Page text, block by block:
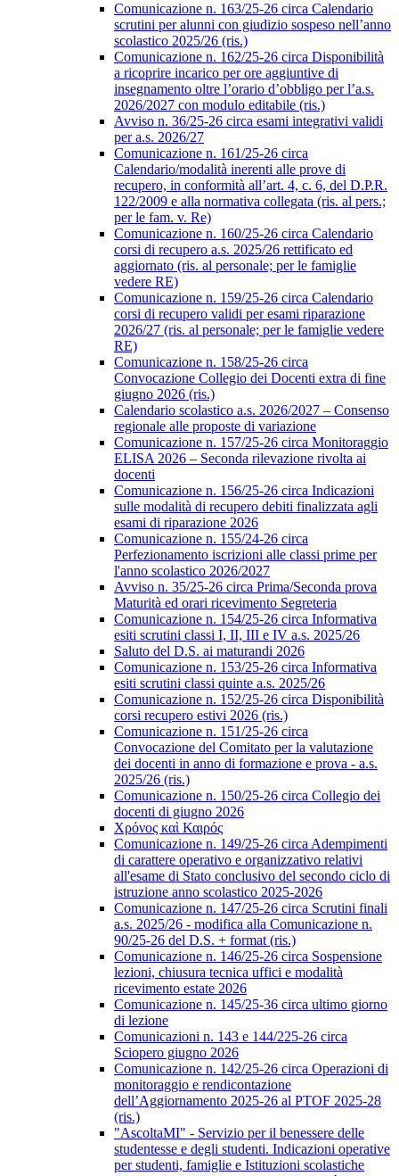
Comunicazione n. 163/25-26 circa Calendario
scrutini per alunni con giudizio sospeso nell’anno
scolastico 2025/26 (ris.)
Comunicazione n. 162/25-26 circa Disponibilità
a ricoprire incarico per ore aggiuntive di
insegnamento oltre l’orario d’obbligo per l’a.s.
2026/2027 con modulo editabile (ris.)
Avviso n. 36/25-26 circa esami integrativi validi
per a.s. 2026/27
Comunicazione n. 161/25-26 circa
Calendario/modalità inerenti alle prove di
recupero, in conformità all’art. 4, c. 6, del D.P.R.
122/2009 e alla normativa collegata (ris. al pers.;
per le fam. v. Re)
Comunicazione n. 160/25-26 circa Calendario
corsi di recupero a.s. 2025/26 rettificato ed
aggiornato (ris. al personale; per le famiglie
vedere RE)
Comunicazione n. 159/25-26 circa Calendario
corsi di recupero validi per esami riparazione
2026/27 (ris. al personale; per le famiglie vedere
RE)
Comunicazione n. 158/25-26 circa
Convocazione Collegio dei Docenti extra di fine
giugno 2026 (ris.)
Calendario scolastico a.s. 2026/2027 – Consenso
regionale alle proposte di variazione
Comunicazione n. 157/25-26 circa Monitoraggio
ELISA 2026 – Seconda rilevazione rivolta ai
docenti
Comunicazione n. 156/25-26 circa Indicazioni
sulle modalità di recupero debiti finalizzata agli
esami di riparazione 2026
Comunicazione n. 155/24-26 circa
Perfezionamento iscrizioni alle classi prime per
l'anno scolastico 2026/2027
Avviso n. 35/25-26 circa Prima/Seconda prova
Maturità ed orari ricevimento Segreteria
Comunicazione n. 154/25-26 circa Informativa
esiti scrutini classi I, II, III e IV a.s. 2025/26
Saluto del D.S. ai maturandi 2026
Comunicazione n. 153/25-26 circa Informativa
esiti scrutini classi quinte a.s. 2025/26
Comunicazione n. 152/25-26 circa Disponibilità
corsi recupero estivi 2026 (ris.)
Comunicazione n. 151/25-26 circa
Convocazione del Comitato per la valutazione
dei docenti in anno di formazione e prova - a.s.
2025/26 (ris.)
Comunicazione n. 150/25-26 circa Collegio dei
docenti di giugno 2026
Χρόνος καὶ Καιρός
Comunicazione n. 149/25-26 circa Adempimenti
di carattere operativo e organizzativo relativi
all'esame di Stato conclusivo del secondo ciclo di
istruzione anno scolastico 2025-2026
Comunicazione n. 147/25-26 circa Scrutini finali
a.s. 2025/26 - modifica alla Comunicazione n.
90/25-26 del D.S. + format (ris.)
Comunicazione n. 146/25-26 circa Sospensione
lezioni, chiusura tecnica uffici e modalità
ricevimento estate 2026
Comunicazione n. 145/25-36 circa ultimo giorno
di lezione
Comunicazioni n. 143 e 144/225-26 circa
Sciopero giugno 2026
Comunicazione n. 142/25-26 circa Operazioni di
monitoraggio e rendicontazione
dell’Aggiornamento 2025-26 al PTOF 2025-28
(ris.)
"AscoltaMI" - Servizio per il benessere delle
studentesse e degli studenti. Indicazioni operative
per studenti, famiglie e Istituzioni scolastiche